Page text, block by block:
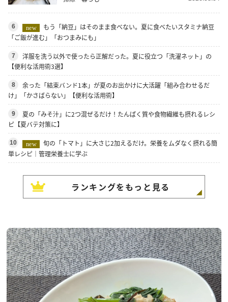
6 new
もう「納豆」はそのまま食べない。夏に食べたいスタミナ納豆
「ご飯が進む」「おつまみにも」
7
洋服を洗う以外で使ったら正解だった。夏に役立つ「洗濯ネット」の
【便利な活用術3選】
8
余った「結束バンド1本」が夏のお出かけに大活躍「組み合わせるだ
け」「かさばらない」【便利な活用術】
9
夏の「みそ汁」に2つ混ぜるだけ！たんぱく質や食物繊維も摂れるレシ
ピ【夏バテ対策に】
10 new
旬の「トマト」に大さじ2加えるだけ。栄養をムダなく摂れる簡
単レシピ｜管理栄養士に学ぶ
ランキングをもっと見る